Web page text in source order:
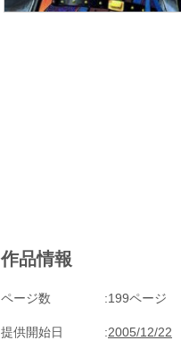
作品情報
ページ数 199ページ
提供開始日 2005/12/22